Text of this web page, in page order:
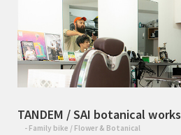
TANDEM / SAI botanical works
- Family bike / Flower & Botanical